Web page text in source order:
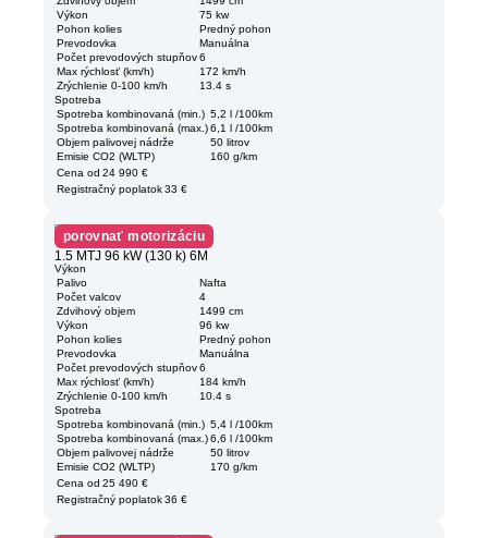
Výkon
75 kw
Pohon kolies
Predný pohon
Prevodovka
Manuálna
Počet prevodových stupňov 6
Max rýchlosť (km/h)
172 km/h
Zrýchlenie 0-100 km/h
13.4 s
Spotreba
Spotreba kombinovaná (min.) 5,2 l /100km
Spotreba kombinovaná (max.) 6,1 l /100km
Objem palivovej nádrže
50 litrov
Emisie CO2 (WLTP)
160 g/km
Cena od 24 990 €
Registračný poplatok 33 €
porovnať motorizáciu
1.5 MTJ 96 kW (130 k) 6M
Výkon
Palivo
Nafta
Počet valcov
4
Zdvihový objem
1499 cm
Výkon
96 kw
Pohon kolies
Predný pohon
Prevodovka
Manuálna
Počet prevodových stupňov 6
Max rýchlosť (km/h)
184 km/h
Zrýchlenie 0-100 km/h
10.4 s
Spotreba
Spotreba kombinovaná (min.) 5,4 l /100km
Spotreba kombinovaná (max.) 6,6 l /100km
Objem palivovej nádrže
50 litrov
Emisie CO2 (WLTP)
170 g/km
Cena od 25 490 €
Registračný poplatok 36 €